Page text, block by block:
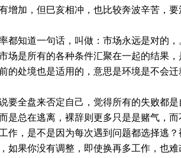
增加，但巳亥相冲，也比较奔波辛苦，
都知道一句话，叫做：市场永远是对的
场是所有的各种条件汇聚在一起的结果
的处境也是适用的，意思是环境是不会
要全盘来否定自己，觉得所有的失败都
是总在逃离，裸辞则更多只是是赌气，
作，是不是因为每次遇到问题都选择逃
如果你没有调整，即使换再多工作，也